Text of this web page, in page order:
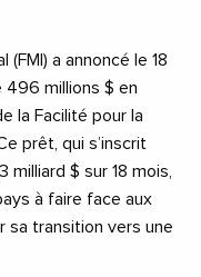
a annoncé le 18
496 millions $ en
la Facilité pour la
prêt, qui s’inscrit
milliard $ sur 18 mois,
à faire face aux
sa transition vers une